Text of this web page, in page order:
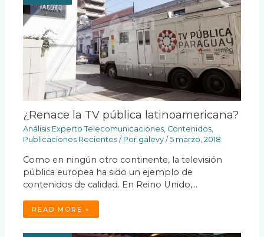
¿Renace la TV pública latinoamericana?
Análisis Experto Telecomunicaciones Contenidos
Publicaciones Recientes / Por galevy/5 marzo, 2018
Como en ningún otro continente, la televisión
pública europea ha sido un ejemplo de
contenidos de calidad. En Reino Unido,…
READ MORE »